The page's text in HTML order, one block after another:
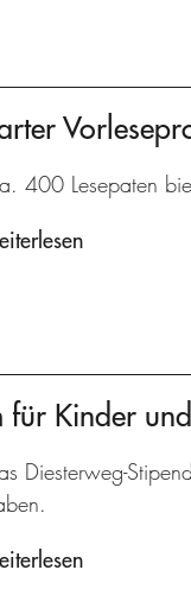
400 Lesepaten
für Kinder
Diesterweg-